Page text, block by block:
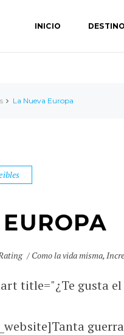
INICIO
La Nueva Europa
Como la vida misma,
title="¿Te gusta